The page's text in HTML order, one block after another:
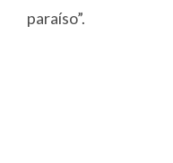
paraíso”.